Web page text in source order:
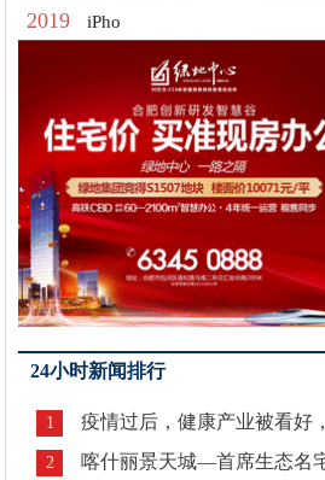
2019
iPho
24小时新闻排行
1 疫情过后，健康产业被看好，
2 喀什丽景天城—首席生态名